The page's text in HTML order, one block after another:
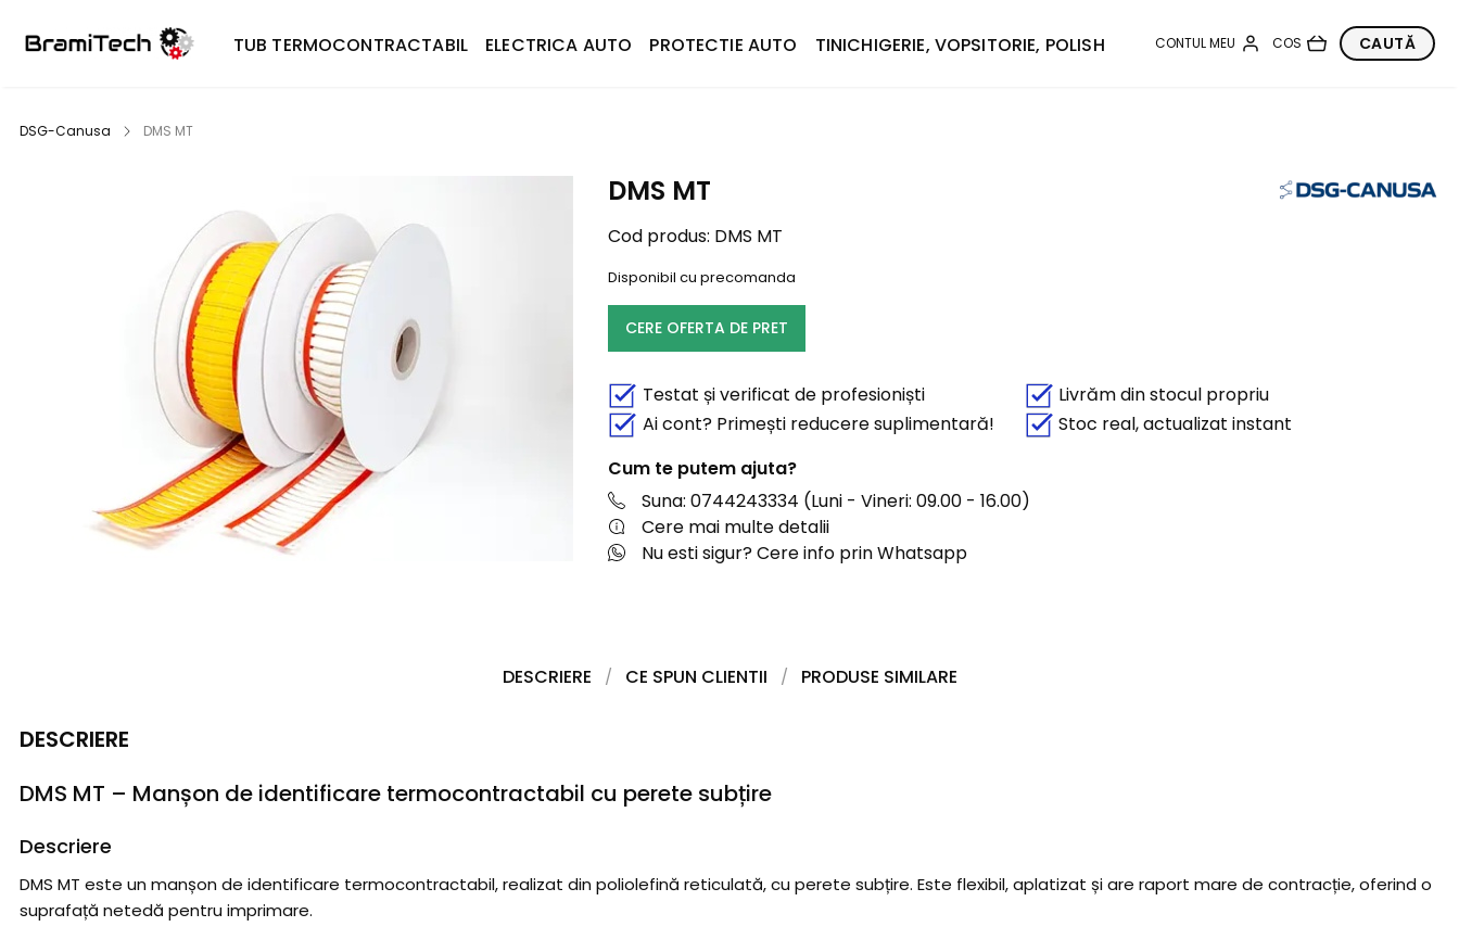
TUB TERMOCONTRACTABIL ELECTRICA AUTO PROTECTIE AUTO TINICHIGERIE, VOPSITORIE, POLISH
DSG-Canusa DMS MT
DMS MT
Cod produs: DMS MT
Disponibil cu precomanda
CERE OFERTA DE PRET
Testat și verificat de profesioniști
Livrăm din stocul propriu
Ai cont? Primești reducere suplimentară!
Stoc real, actualizat instant
Cum te putem ajuta?
Suna: 0744243334 (Luni - Vineri: 09.00 - 16.00)
Cere mai multe detalii
Nu esti sigur? Cere info prin Whatsapp
DESCRIERE CE SPUN CLIENTII PRODUSE SIMILARE
DESCRIERE
DMS MT – Manșon de identificare termocontractabil cu perete subțire
Descriere
DMS MT este un manșon de identificare termocontractabil, realizat din poliolefină reticulată, cu perete subțire. Este flexibil, aplatizat și are raport mare de contracție, oferind o
suprafață netedă pentru imprimare.